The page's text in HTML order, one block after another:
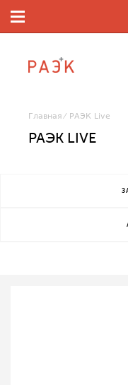
Главная РАЭК Live
РАЭК LIVE